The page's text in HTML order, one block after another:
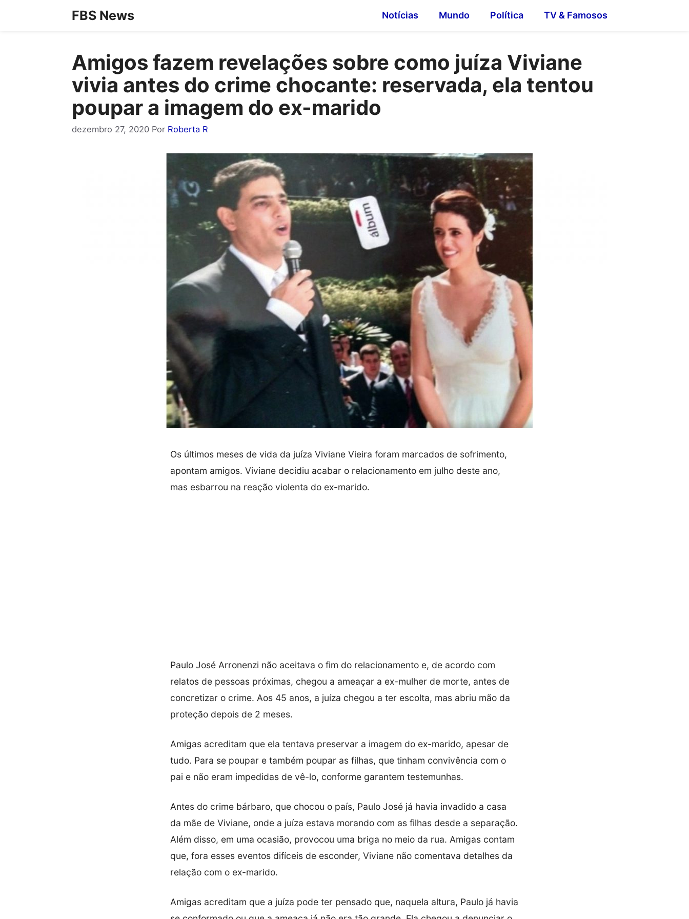
FBS News Notícias Mundo Política TV & Famosos
Amigos fazem revelações sobre como juíza Viviane
vivia antes do crime chocante: reservada, ela tentou
poupar a imagem do ex-marido
dezembro 27, 2020 Por Roberta R
Os últimos meses de vida da juíza Viviane Vieira foram marcados de sofrimento,
apontam amigos. Viviane decidiu acabar o relacionamento em julho deste ano,
mas esbarrou na reação violenta do ex-marido.
Paulo José Arronenzi não aceitava o fim do relacionamento e, de acordo com
relatos de pessoas próximas, chegou a ameaçar a ex-mulher de morte, antes de
concretizar o crime. Aos 45 anos, a juíza chegou a ter escolta, mas abriu mão da
proteção depois de 2 meses.
Amigas acreditam que ela tentava preservar a imagem do ex-marido, apesar de
tudo. Para se poupar e também poupar as filhas, que tinham convivência com o
pai e não eram impedidas de vê-lo, conforme garantem testemunhas.
Antes do crime bárbaro, que chocou o país, Paulo José já havia invadido a casa
da mãe de Viviane, onde a juíza estava morando com as filhas desde a separação.
Além disso, em uma ocasião, provocou uma briga no meio da rua. Amigas contam
que, fora esses eventos difíceis de esconder, Viviane não comentava detalhes da
relação com o ex-marido.
Amigas acreditam que a juíza pode ter pensado que, naquela altura, Paulo já havia